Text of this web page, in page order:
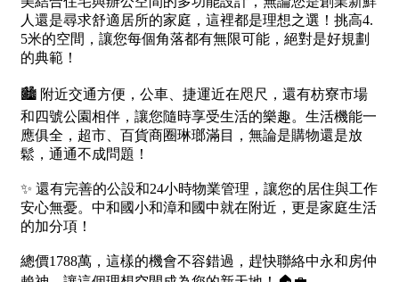
3樓 4樓
21樓以上
格局
不拘
1房